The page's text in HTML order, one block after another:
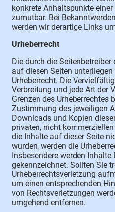
konkrete Anhaltspunkte
zumutbar. Bei
werden wir derartige Links
Urheberrecht
Die durch die
auf diesen Seiten
Urheberrecht. Die
Verbreitung und jede Art der
Grenzen des Urheberrechtes
Zustimmung des jeweiligen
Downloads und Kopien
privaten, nicht
die Inhalte auf dieser Seite
wurden, werden die
Insbesondere werden Inhalte
gekennzeichnet. Sollten Sie
Urheberrechtsverletzung
um einen entsprechenden
von Rechtsverletzungen
umgehend entfernen.